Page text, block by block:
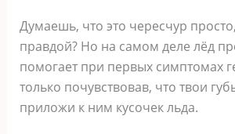
Думаешь, что это чересчур
правдой? Но на самом деле лёд
помогает при первых симптомах
только почувствовав, что твои
приложи к ним кусочек льда.